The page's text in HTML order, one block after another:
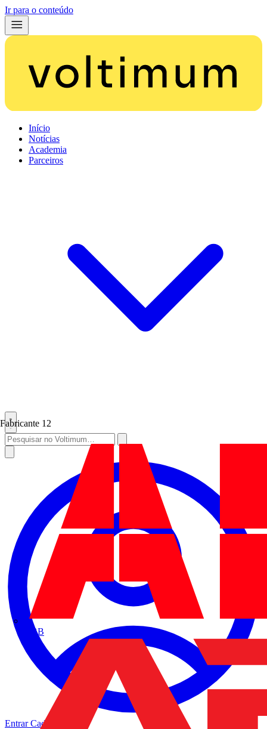
Ir para o conteúdo
Início
Notícias
Academia
Parceiros
Fabricante 12
ABB
EntrarCadastrar